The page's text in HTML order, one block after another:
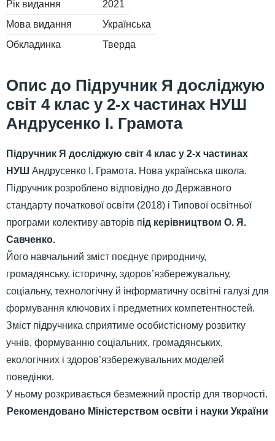
Рік видання
2021
Мова видання
Українська
Обкладинка
Тверда
Підручник Я досліджую
світ 4 клас у 2-х частинах НУШ
Андрусенко І. Грамота
Підручник Я досліджую світ 4 клас у 2-х частинах
НУШ Андрусенко І. Грамота. Нова українська школа.
Підручник розроблено відповідно до Державного
стандарту початкової освіти (2018) і Типової освітньої
програми колективу авторів під керівництвом О. Я.
Савченко.
Його навчальний зміст поєднує природничу,
громадянську, історичну, здоров’язбережувальну,
соціальну, технологічну й інформатичну освітні галузі для
формування ключових і предметних компетентностей.
Зміст підручника сприятиме особистісному розвитку
учнів, формуванню соціальних, громадянських,
екологічних і здоров’язбережувальних моделей
поведінки.
У ньому розкривається безмежний простір для творчості.
Рекомендовано Міністерством освіти і науки України